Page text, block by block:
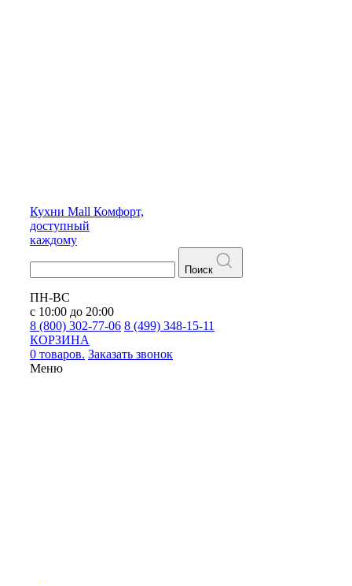
Кухни Mall Комфорт,
доступный
каждому
Поиск
ПН-ВС
с 10:00 до 20:00
8 (800) 302-77-06 8 (499) 348-15-11
КОРЗИНА
0 товаров. Заказать звонок
Меню